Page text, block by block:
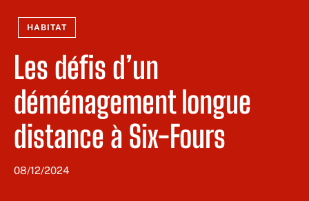
HABITAT
Les défis d’un
déménagement longue
distance à Six-Fours
08/12/2024